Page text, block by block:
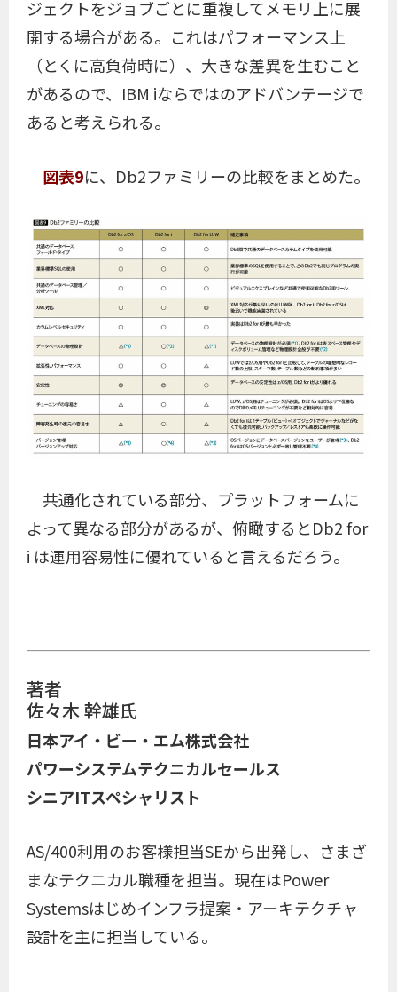
ジェクトをジョブごとに重複してメモリ上に展
開する場合がある。これはパフォーマンス上
（とくに高負荷時に）、大きな差異を生むこと
があるので、IBM iならではのアドバンテージで
あると考えられる。
図表9に、Db2ファミリーの比較をまとめた。
共通化されている部分、プラットフォームに
よって異なる部分があるが、俯瞰するとDb2 for
i は運用容易性に優れていると言えるだろう。
著者
佐々木 幹雄氏
日本アイ・ビー・エム株式会社
パワーシステムテクニカルセールス
シニアITスペシャリスト
AS/400利用のお客様担当SEから出発し、さまざ
まなテクニカル職種を担当。現在はPower
Systemsはじめインフラ提案・アーキテクチャ
設計を主に担当している。